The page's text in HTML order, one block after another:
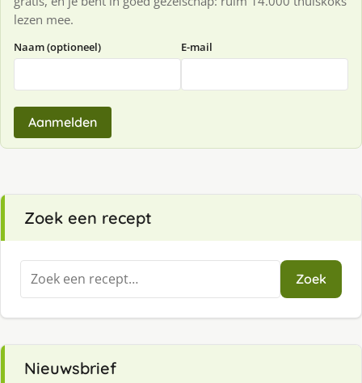
lezen mee.
Naam (optioneel) E-mail
Aanmelden
Zoek een recept
Zoeken
naar:
Zoek
Nieuwsbrief